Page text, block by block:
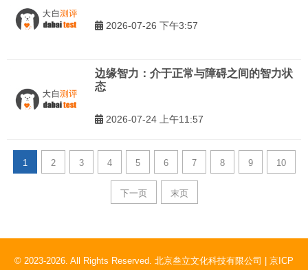
2026-07-26 下午3:57
边缘智力：介于正常与障碍之间的智力状
态
2026-07-24 上午11:57
1 2 3 4 5 6 7 8 9 10
下一页 末页
© 2023-2026. All Rights Reserved. 北京叁立文化科技有限公司 | 京ICP